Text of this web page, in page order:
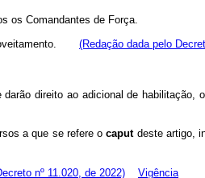
os Comandantes de Força.
(Redação dada pelo
direito ao adicional de
a que se refere ocaputdeste artigo,
nº 11.020, de 2022)
Vigência